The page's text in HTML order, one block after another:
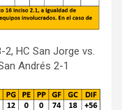
2, HC San Jorge vs.
Andrés 2-1